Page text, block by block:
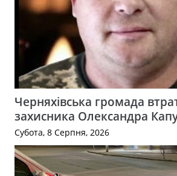
Черняхівська громада
захисника Олександра
Субота, 8 Серпня, 2026